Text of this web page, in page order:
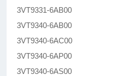
3VT9331-6AB00
3VT9340-6AB00
3VT9340-6AC00
3VT9340-6AP00
3VT9340-6AS00